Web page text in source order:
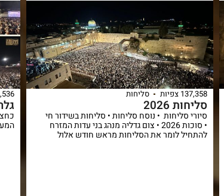
137,358 צפיות סליחות
סליחות 2026
סיורי סליחות • נוסח סליחות • סליחות בשידור חי
• סוכות 2026 • צום גדליה מנהג בני עדות המזרח
להתחיל לומר את הסליחות מראש חודש אלול